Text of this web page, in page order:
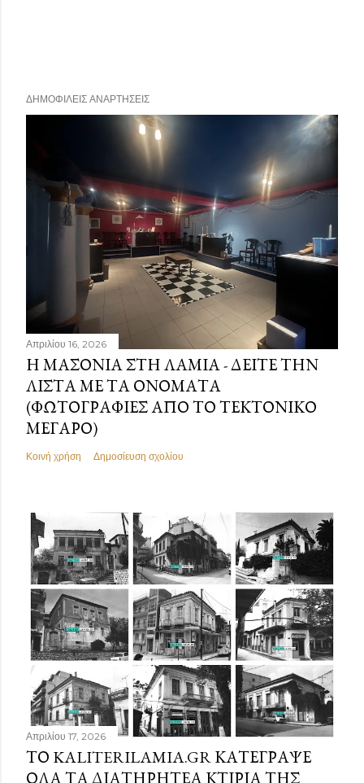
ΔΗΜΟΦΙΛΕΊΣ ΑΝΑΡΤΉΣΕΙΣ
Απριλίου 16, 2026
Η ΜΑΣΟΝΊΑ ΣΤΗ ΛΑΜΊΑ - ΔΕΊΤΕ ΤΗΝ
ΛΊΣΤΑ ΜΕ ΤΑ ΟΝΌΜΑΤΑ
(ΦΩΤΟΓΡΑΦΊΕΣ ΑΠΌ ΤΟ ΤΕΚΤΟΝΙΚΌ
ΜΈΓΑΡΟ)
Κοινή χρήση Δημοσίευση σχολίου
Απριλίου 17, 2026
ΤΟ KALITERILAMIA.GR ΚΑΤΈΓΡΑΨΕ
ΌΛΑ ΤΑ ΔΙΑΤΗΡΗΤΈΑ ΚΤΊΡΙΑ ΤΗΣ